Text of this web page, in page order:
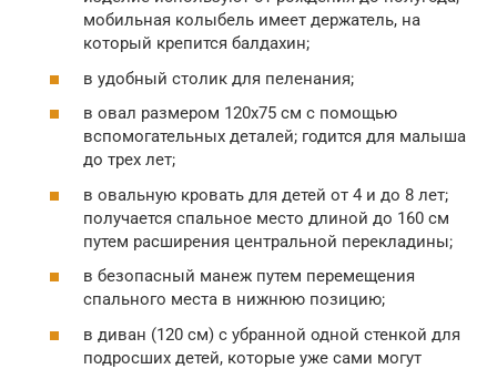
мобильная колыбель имеет держатель, на
который крепится балдахин;
в удобный столик для пеленания;
в овал размером 120х75 см с помощью
вспомогательных деталей; годится для малыша
до трех лет;
в овальную кровать для детей от 4 и до 8 лет;
получается спальное место длиной до 160 см
путем расширения центральной перекладины;
в безопасный манеж путем перемещения
спального места в нижнюю позицию;
в диван (120 см) с убранной одной стенкой для
подросших детей, которые уже сами могут